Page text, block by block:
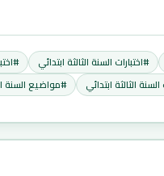
#اختبارات السنة الثالثة ابتدائي
الثالثة ابتدائي #مواضيع السنة